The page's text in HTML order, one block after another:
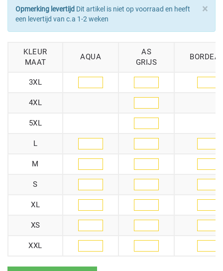
×
Opmerking levertijd Dit artikel is niet op voorraad en heeft
een levertijd van c.a 1-2 weken
KLEUR
MAAT
AQUA
AS
GRIJS
3XL
4XL
5XL
L
M
S
XL
XS
XXL